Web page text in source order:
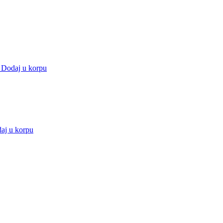
Dodaj u korpu
u korpu